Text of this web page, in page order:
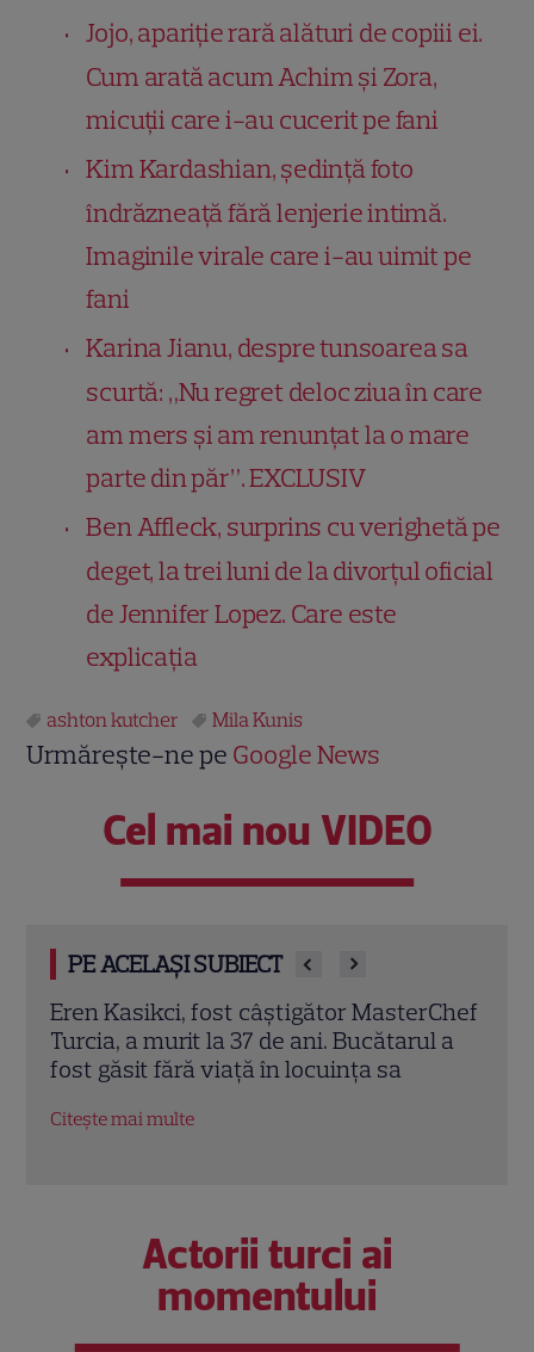
Jojo, apariție rară alături de copiii ei.
Cum arată acum Achim și Zora,
micuții care i-au cucerit pe fani
Kim Kardashian, ședință foto
îndrăzneață fără lenjerie intimă.
Imaginile virale care i-au uimit pe
fani
Karina Jianu, despre tunsoarea sa
scurtă: „Nu regret deloc ziua în care
am mers și am renunțat la o mare
parte din păr”. EXCLUSIV
Ben Affleck, surprins cu verighetă pe
deget, la trei luni de la divorțul oficial
de Jennifer Lopez. Care este
explicația
ashton kutcher Mila Kunis
Urmărește-ne pe Google News
Cel mai nou VIDEO
PE ACELAȘI SUBIECT
Prințul Mirko al Bulgariei se căsătorește
cu dr. Marta Embid. Povestea de dragoste
începută într-un spital din Madrid
Citește mai multe
Actorii turci ai
momentului